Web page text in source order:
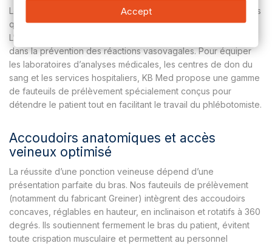
Le prélèvement sanguin est un acte technique de routine, mais
qui reste souvent anxiogène pour les patients.
L’environnement et le confort de l’assise jouent un rôle majeur
dans la prévention des réactions vasovagales. Pour équiper
les laboratoires d’analyses médicales, les centres de don du
sang et les services hospitaliers, KB Med propose une gamme
de fauteuils de prélèvement spécialement conçus pour
détendre le patient tout en facilitant le travail du phlébotomiste.
Accoudoirs anatomiques et accès
veineux optimisé
La réussite d’une ponction veineuse dépend d’une
présentation parfaite du bras. Nos fauteuils de prélèvement
(notamment du fabricant Greiner) intègrent des accoudoirs
concaves, réglables en hauteur, en inclinaison et rotatifs à 360
degrés. Ils soutiennent fermement le bras du patient, évitent
toute crispation musculaire et permettent au personnel
Accept